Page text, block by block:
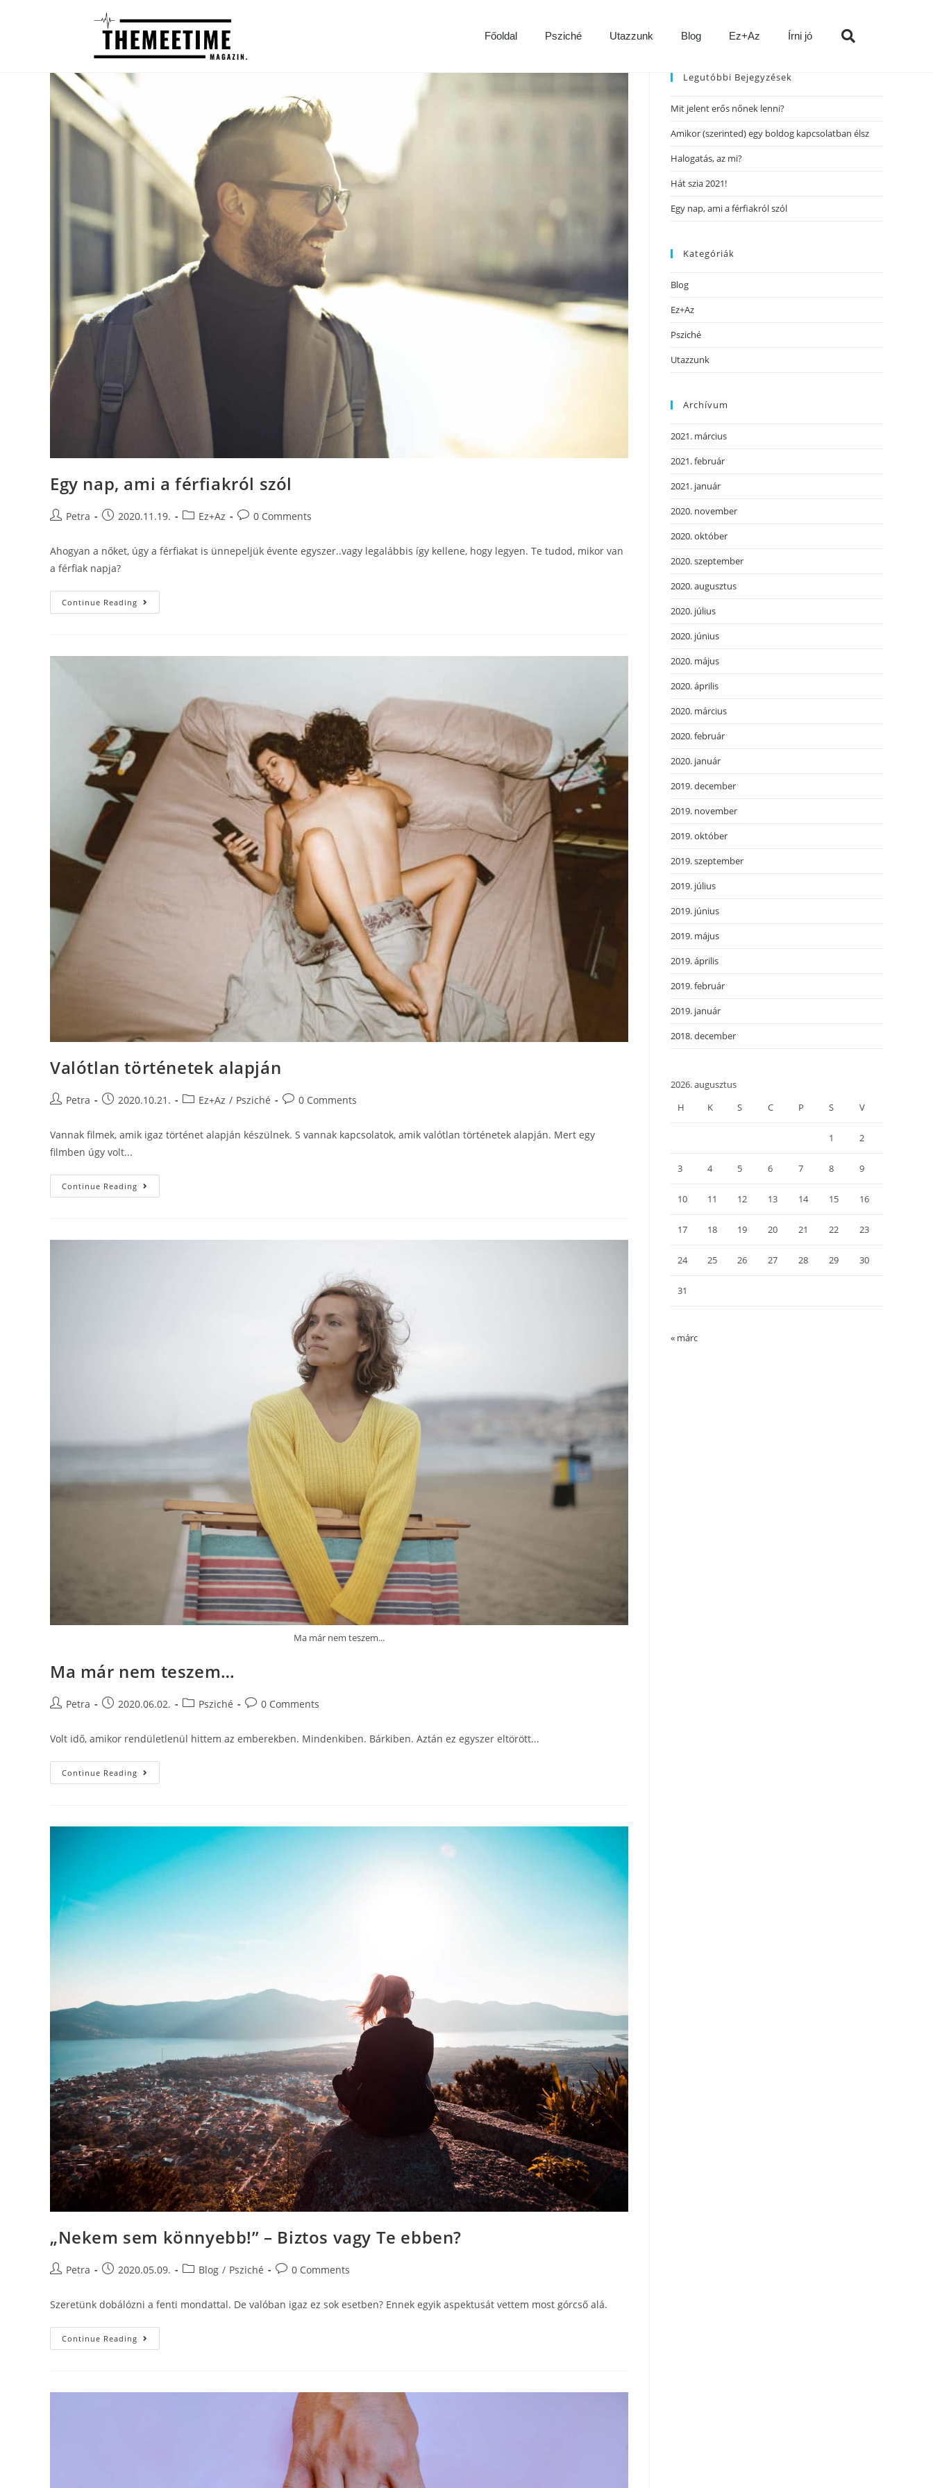
Főoldal Psziché Utazzunk Blog Ez+Az Írni jó
Egy nap, ami a férfiakról szól
Petra 2020.11.19. Ez+Az 0 Comments
Ahogyan a nőket, úgy a férfiakat is ünnepeljük évente egyszer..vagy legalábbis így kellene, hogy legyen. Te tudod, mikor van
a férfiak napja?
Continue Reading
Valótlan történetek alapján
Petra 2020.10.21. Ez+Az / Psziché 0 Comments
Vannak filmek, amik igaz történet alapján készülnek. S vannak kapcsolatok, amik valótlan történetek alapján. Mert egy
filmben úgy volt...
Continue Reading
Ma már nem teszem...
Ma már nem teszem…
Petra 2020.06.02. Psziché 0 Comments
Volt idő, amikor rendületlenül hittem az emberekben. Mindenkiben. Bárkiben. Aztán ez egyszer eltörött...
Continue Reading
„Nekem sem könnyebb!” – Biztos vagy Te ebben?
Petra 2020.05.09. Blog / Psziché 0 Comments
Szeretünk dobálózni a fenti mondattal. De valóban igaz ez sok esetben? Ennek egyik aspektusát vettem most górcső alá.
Continue Reading
Legutóbbi Bejegyzések
Mit jelent erős nőnek lenni?
Amikor (szerinted) egy boldog kapcsolatban élsz
Halogatás, az mi?
Hát szia 2021!
Egy nap, ami a férfiakról szól
Kategóriák
Blog
Ez+Az
Psziché
Utazzunk
Archívum
2021. március
2021. február
2021. január
2020. november
2020. október
2020. szeptember
2020. augusztus
2020. július
2020. június
2020. május
2020. április
2020. március
2020. február
2020. január
2019. december
2019. november
2019. október
2019. szeptember
2019. július
2019. június
2019. május
2019. április
2019. február
2019. január
2018. december
2026. augusztus
H
K S C P S V
1 2
3 4 5 6 7 8 9
10 11 12 13 14 15 16
17 18 19 20 21 22 23
24 25 26 27 28 29 30
31
« márc